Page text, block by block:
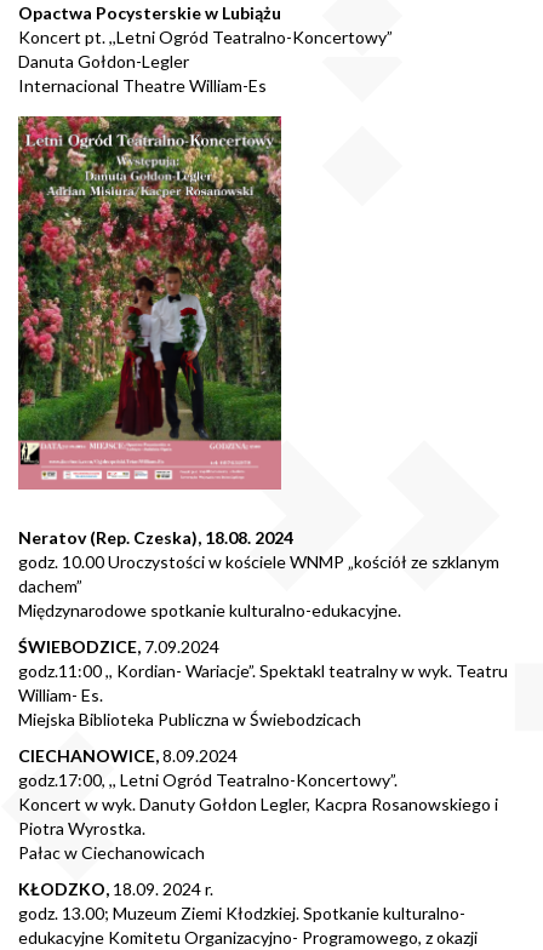
Opactwa Pocysterskie w Lubiążu
Koncert pt. ,,Letni Ogród Teatralno-Koncertowy”
Danuta Gołdon-Legler
Internacional Theatre William-Es
Neratov (Rep. Czeska), 18.08. 2024
godz. 10.00 Uroczystości w kościele WNMP „kościół ze szklanym
dachem”
Międzynarodowe spotkanie kulturalno-edukacyjne.
ŚWIEBODZICE, 7.09.2024
godz.11:00 ,, Kordian- Wariacje”. Spektakl teatralny w wyk. Teatru
William- Es.
Miejska Biblioteka Publiczna w Świebodzicach
CIECHANOWICE,8.09.2024
godz.17:00, ,, Letni Ogród Teatralno-Koncertowy”.
Koncert w wyk. Danuty Gołdon Legler, Kacpra Rosanowskiego i
Piotra Wyrostka.
Pałac w Ciechanowicach
KŁODZKO, 18.09. 2024 r.
godz. 13.00; Muzeum Ziemi Kłodzkiej. Spotkanie kulturalno-
edukacyjne Komitetu Organizacyjno- Programowego, z okazji